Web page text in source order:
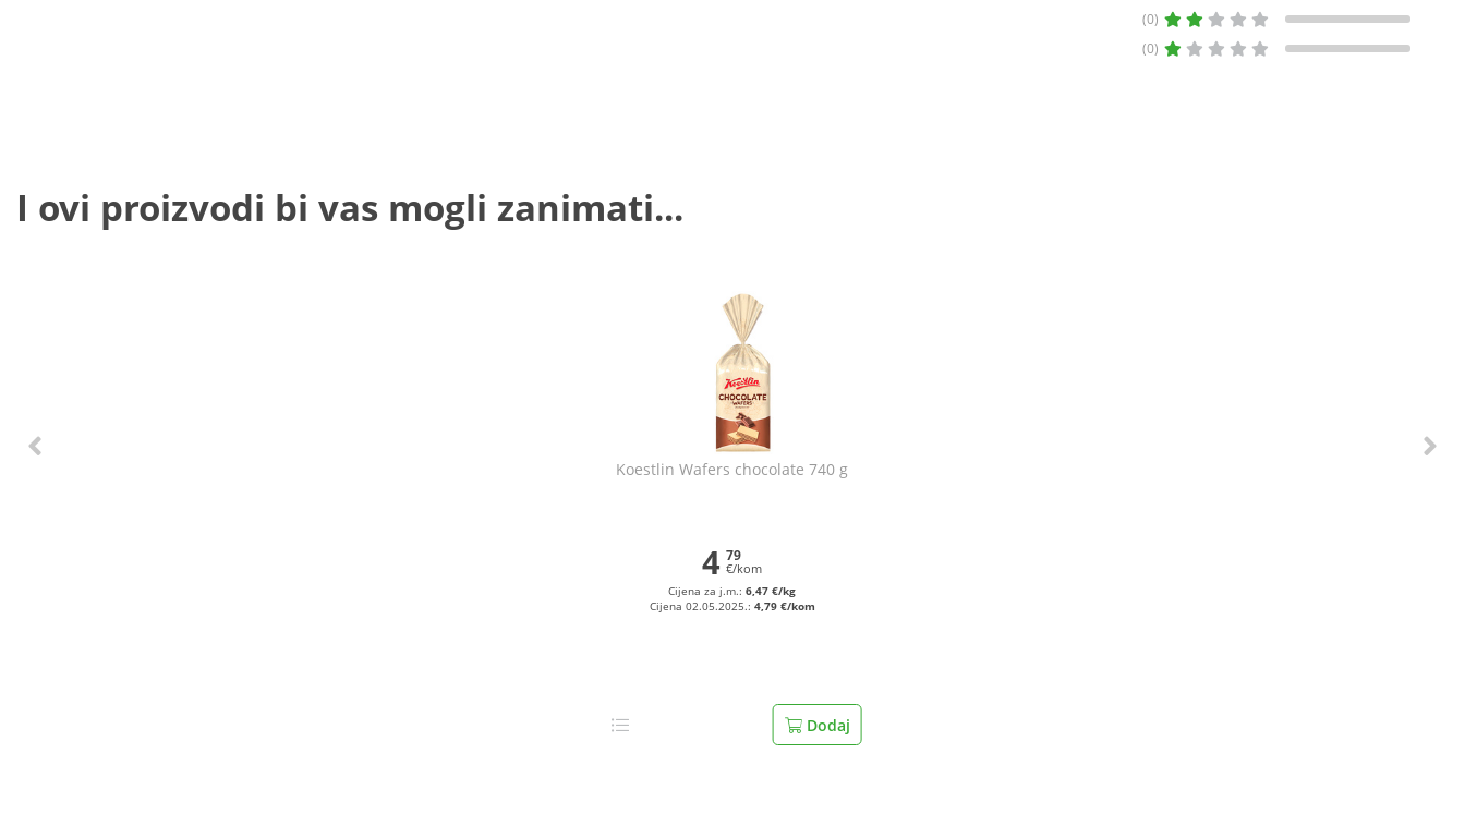
(0)
(0)
I ovi proizvodi bi vas mogli zanimati...
Koestlin Wafers chocolate 740 g
4 79
€/kom
Cijena za j.m.:6,47 €/kg
Cijena 02.05.2025.: 4,79 €/kom
Dodaj